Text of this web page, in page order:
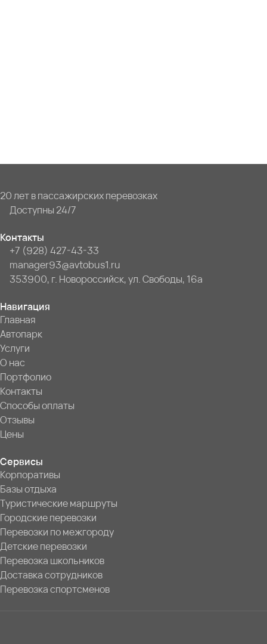
20 лет в пассажирских перевозках
Доступны 24/7
Контакты
+7 (928) 427-43-33
manager93@avtobus1.ru
353900, г. Новороссийск, ул. Свободы, 16а
Навигация
Главная
Автопарк
Услуги
О нас
Портфолио
Контакты
Способы оплаты
Отзывы
Цены
Сервисы
Корпоративы
Базы отдыха
Туристические маршруты
Городские перевозки
Перевозки по межгороду
Детские перевозки
Перевозка школьников
Доставка сотрудников
Перевозка спортсменов